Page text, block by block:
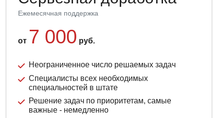
Ежемесячная поддержка
от 7 000 руб.
Неограниченное число решаемых задач
Специалисты всех необходимых
специальностей в штате
Решение задач по приоритетам, самые
важные - немедленно